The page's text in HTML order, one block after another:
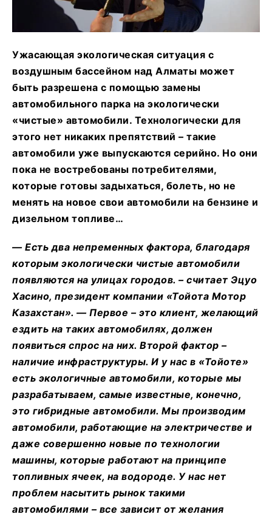
Ужасающая экологическая ситуация с
воздушным бассейном над Алматы может
быть разрешена с помощью замены
автомобильного парка на экологически
«чистые» автомобили. Технологически для
этого нет никаких препятствий – такие
автомобили уже выпускаются серийно. Но они
пока не востребованы потребителями,
которые готовы задыхаться, болеть, но не
менять на новое свои автомобили на бензине и
дизельном топливе…
— Есть два непременных фактора, благодаря
которым экологически чистые автомобили
появляются на улицах городов. – считает Эцуо
Хаcино, президент компании «Тойота Мотор
Казахстан». — Первое – это клиент, желающий
ездить на таких автомобилях, должен
появиться спрос на них. Второй фактор –
наличие инфраструктуры. И у нас в «Тойоте»
есть экологичные автомобили, которые мы
разрабатываем, самые известные, конечно,
это гибридные автомобили. Мы производим
автомобили, работающие на электричестве и
даже совершенно новые по технологии
машины, которые работают на принципе
топливных ячеек, на водороде. У нас нет
проблем насытить рынок такими
автомобилями – все зависит от желания